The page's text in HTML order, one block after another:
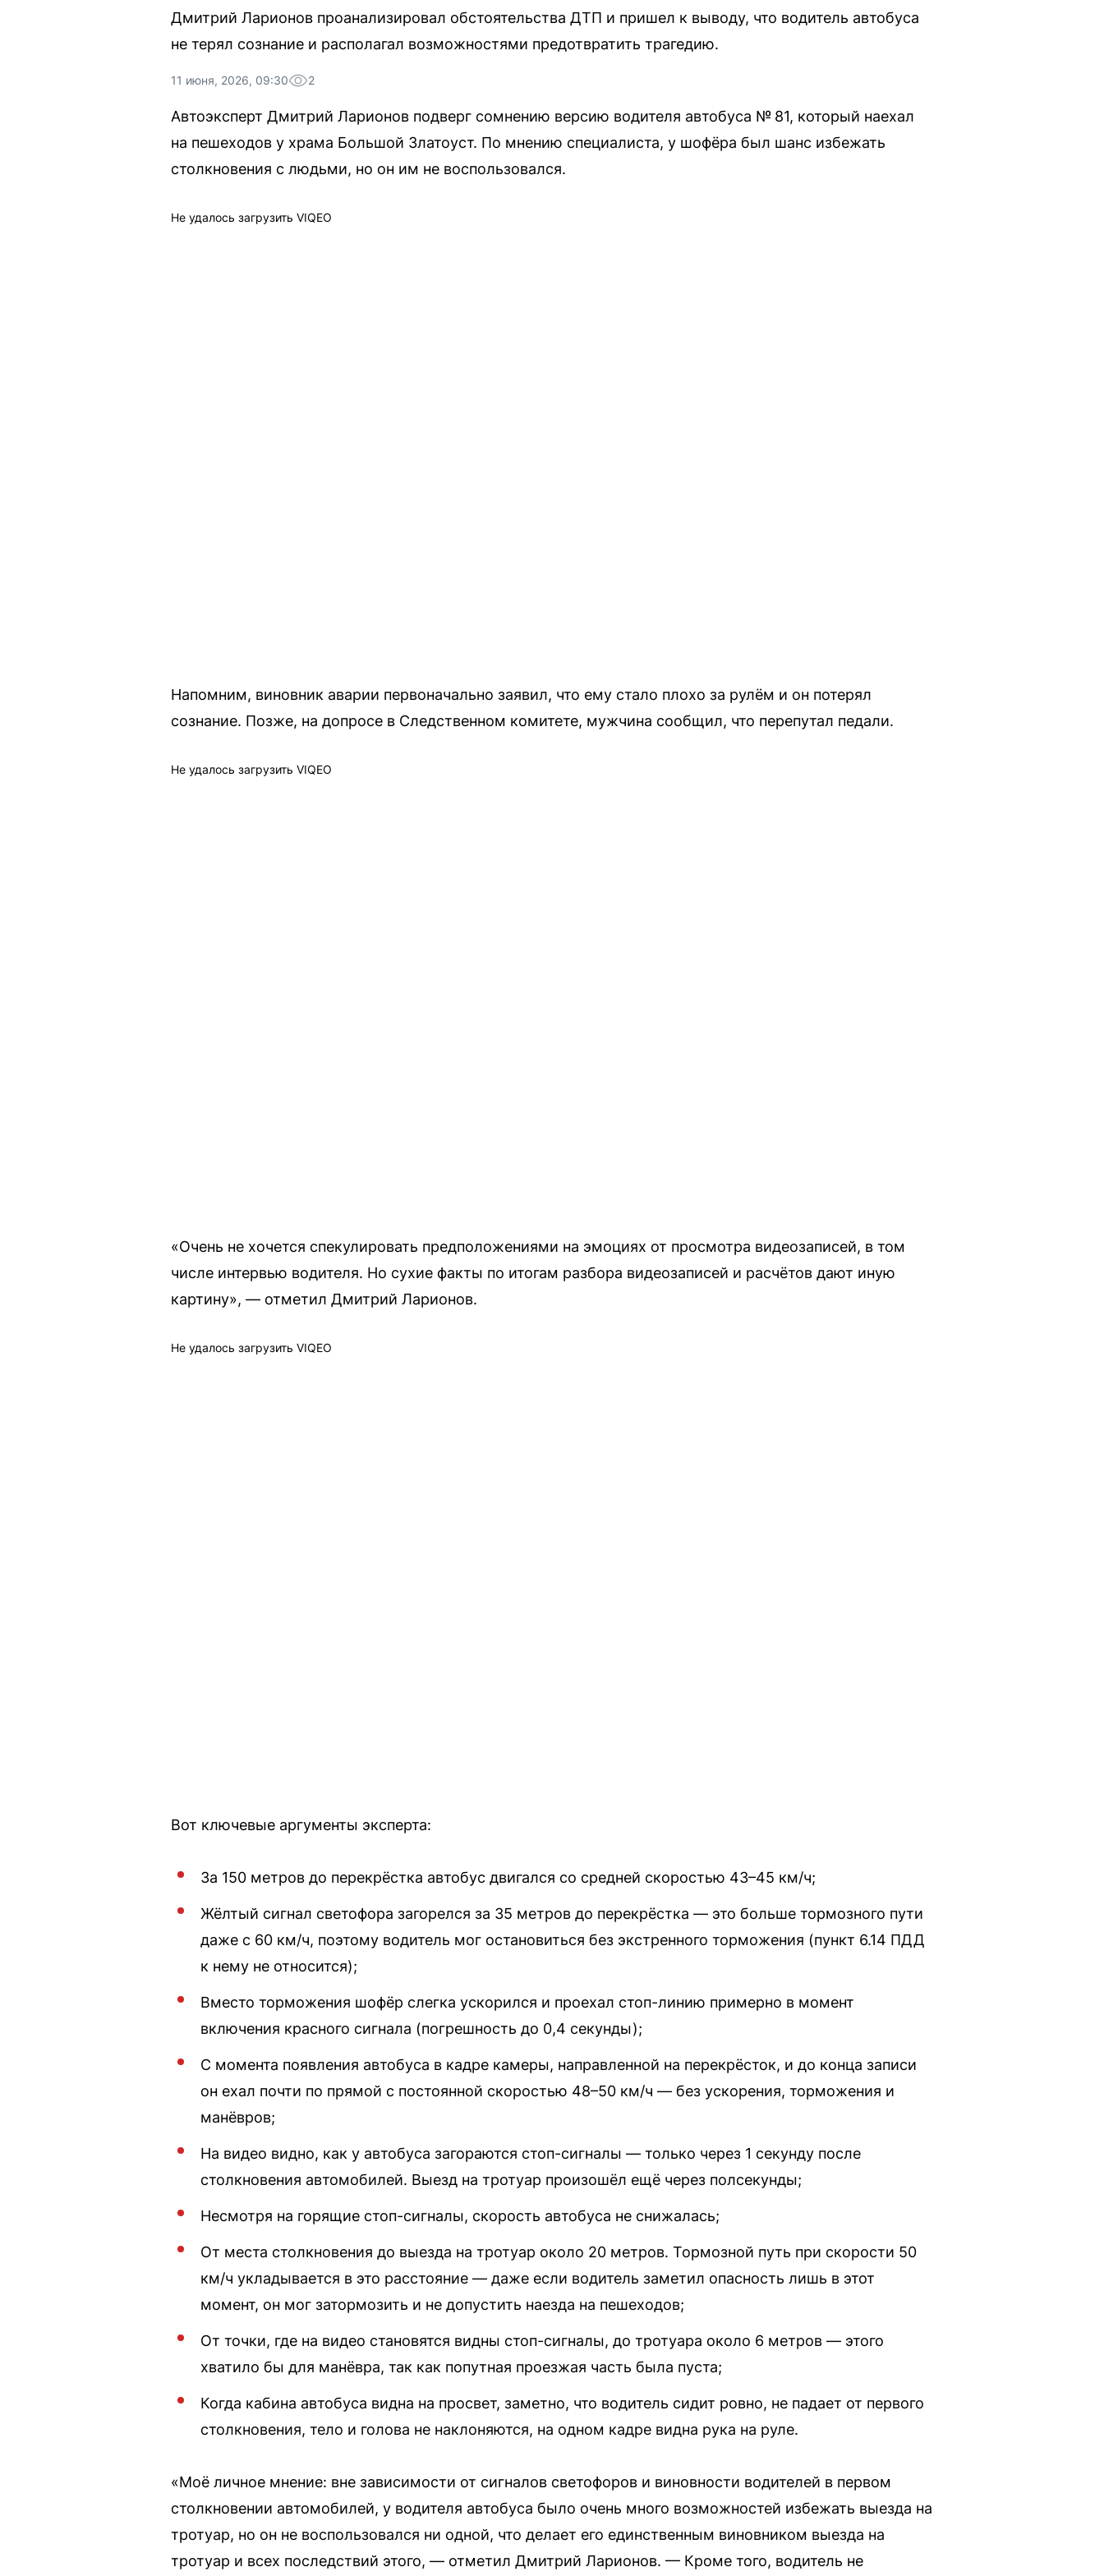
Дмитрий Ларионов проанализировал обстоятельства ДТП и пришел к выводу, что водитель автобуса
не терял сознание и располагал возможностями предотвратить трагедию.
11 июня, 2026, 09:30 2
Автоэксперт Дмитрий Ларионов подверг сомнению версию водителя автобуса № 81, который наехал
на пешеходов у храма Большой Златоуст. По мнению специалиста, у шофёра был шанс избежать
столкновения с людьми, но он им не воспользовался.
Не удалось загрузить VIQEO
Напомним, виновник аварии первоначально заявил, что ему стало плохо за рулём и он потерял
сознание. Позже, на допросе в Следственном комитете, мужчина сообщил, что перепутал педали.
Не удалось загрузить VIQEO
«Очень не хочется спекулировать предположениями на эмоциях от просмотра видеозаписей, в том
числе интервью водителя. Но сухие факты по итогам разбора видеозаписей и расчётов дают иную
картину», — отметил Дмитрий Ларионов.
Не удалось загрузить VIQEO
Вот ключевые аргументы эксперта:
За 150 метров до перекрёстка автобус двигался со средней скоростью 43–45 км/ч;
Жёлтый сигнал светофора загорелся за 35 метров до перекрёстка — это больше тормозного пути
даже с 60 км/ч, поэтому водитель мог остановиться без экстренного торможения (пункт 6.14 ПДД
к нему не относится);
Вместо торможения шофёр слегка ускорился и проехал стоп-линию примерно в момент
включения красного сигнала (погрешность до 0,4 секунды);
С момента появления автобуса в кадре камеры, направленной на перекрёсток, и до конца записи
он ехал почти по прямой с постоянной скоростью 48–50 км/ч — без ускорения, торможения и
манёвров;
На видео видно, как у автобуса загораются стоп-сигналы — только через 1 секунду после
столкновения автомобилей. Выезд на тротуар произошёл ещё через полсекунды;
Несмотря на горящие стоп-сигналы, скорость автобуса не снижалась;
От места столкновения до выезда на тротуар около 20 метров. Тормозной путь при скорости 50
км/ч укладывается в это расстояние — даже если водитель заметил опасность лишь в этот
момент, он мог затормозить и не допустить наезда на пешеходов;
От точки, где на видео становятся видны стоп-сигналы, до тротуара около 6 метров — этого
хватило бы для манёвра, так как попутная проезжая часть была пуста;
Когда кабина автобуса видна на просвет, заметно, что водитель сидит ровно, не падает от первого
столкновения, тело и голова не наклоняются, на одном кадре видна рука на руле.
«Моё личное мнение: вне зависимости от сигналов светофоров и виновности водителей в первом
столкновении автомобилей, у водителя автобуса было очень много возможностей избежать выезда на
тротуар, но он не воспользовался ни одной, что делает его единственным виновником выезда на
тротуар и всех последствий этого, — отметил Дмитрий Ларионов. — Кроме того, водитель не